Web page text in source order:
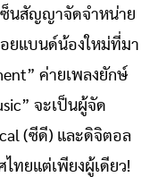
ซ็นสัญญาจัดจำหน่าย
อยแบนด์น้องใหม่ที่มา
ค่ายเพลงยักษ์
จะเป็นผู้จัด
(ซีดี) และดิจิตอล
ไทยแต่เพียงผู้เดียว!